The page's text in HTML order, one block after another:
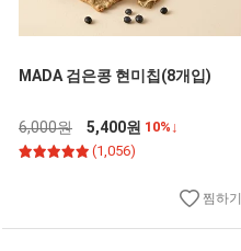
MADA 검은콩 현미칩(8개입)
6,000원 5,400원 10%↓
(1,056)
찜하기